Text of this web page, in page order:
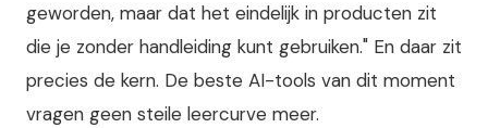
geworden, maar dat het eindelijk in producten zit
die je zonder handleiding kunt gebruiken." En daar zit
precies de kern. De beste AI-tools van dit moment
vragen geen steile leercurve meer.